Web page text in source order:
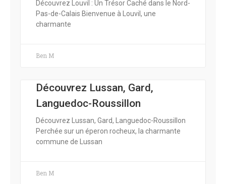
Découvrez Louvil : Un Trésor Caché dans le Nord-
Pas-de-Calais Bienvenue à Louvil, une
charmante
Ben M
Découvrez Lussan, Gard,
Languedoc-Roussillon
Découvrez Lussan, Gard, Languedoc-Roussillon
Perchée sur un éperon rocheux, la charmante
commune de Lussan
Ben M